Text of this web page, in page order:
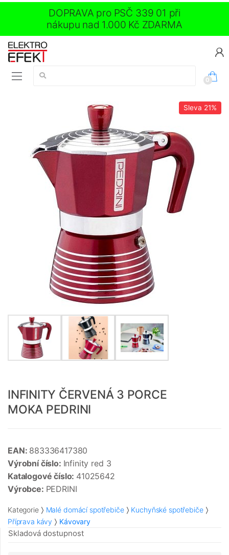
DOPRAVA pro PSČ 339 01 při
nákupu nad 1.000 Kč ZDARMA
Vyhledávání:
0
Sleva 21%
INFINITY ČERVENÁ 3 PORCE
MOKA PEDRINI
EAN: 883336417380
Výrobní číslo: Infinity red 3
Katalogové číslo: 41025642
Výrobce: PEDRINI
Kategorie Malé domácí spotřebiče
Kuchyňské spotřebiče
Příprava kávy
Kávovary
Skladová dostupnost